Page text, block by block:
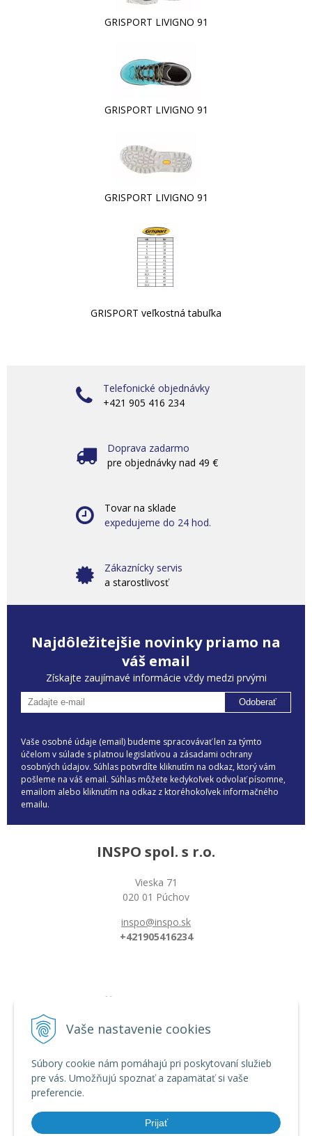
Vaše nastavenie cookies
Súbory cookie nám pomáhajú pri poskytovaní služieb
pre vás. Umožňujú spoznať a zapamätať si vaše
preferencie.
Prijať
GRISPORT LIVIGNO 91
GRISPORT LIVIGNO 91
GRISPORT LIVIGNO 91
GRISPORT veľkostná tabuľka
Telefonické objednávky
+421 905 416 234
Doprava zadarmo
pre objednávky nad 49 €
Tovar na sklade
expedujeme do 24 hod.
Zákaznícky servis
a starostlivosť
Najdôležitejšie novinky priamo na
váš email
Získajte zaujímavé informácie vždy medzi prvými
Odoberať
Vaše osobné údaje (email) budeme spracovávať len za týmto
účelom v súlade s platnou legislatívou a zásadami ochrany
osobných údajov. Súhlas potvrdíte kliknutím na odkaz, ktorý vám
pošleme na váš email. Súhlas môžete kedykoľvek odvolať písomne,
emailom alebo kliknutím na odkaz z ktoréhokoľvek informačného
emailu.
INSPO spol. s r.o.
Vieska 71
020 01 Púchov
inspo@inspo.sk
+421905416234
Všetko o nákupe
Možnosti platby a doprava
Dĺžka florbalovej hokejky